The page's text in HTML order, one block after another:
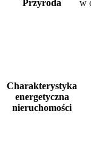
Przyroda w
Charakterystyka
energetyczna
nieruchomości